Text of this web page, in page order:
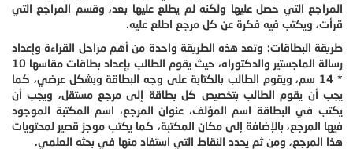
المراجع التي حصل عليها ولكنه لم يطلع عليها بعد، وقسم المراجع التي
قرأت، ويكتب فيه فكرة عن كل مرجع اطلع عليه.
طريقة البطاقات: وتعد هذه الطريقة واحدة من أهم مراحل القراءة وإعداد
رسالة الماجستير والدكتوراه، حيث يقوم الطالب بإعداد بطاقات مقاسها 10
* 14 سم، ويقوم الطالب بالكتابة على وجه البطاقة وبشكل عرضي، كما
يجب أن يقوم الطالب بتخصيص كل بطاقة إلى مرجع مستقل، ويجب أن
يكتب في البطاقة اسم المؤلف، عنوان المرجع، اسم المكتبة الموجود
فيها المرجع، بالإضافة إلى مكان المكتبة، كما يكتب موجز قصير لمحتويات
هذا المرجع، ومن ثم يحدد النقاط التي استفاد منها في بحثه العلمي.